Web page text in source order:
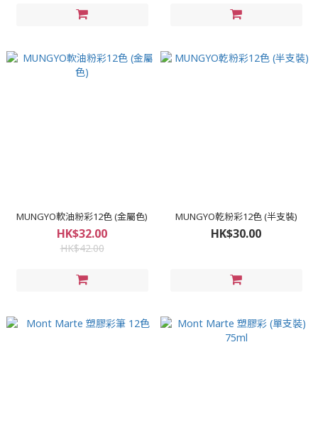
MUNGYO軟油粉彩12色 (金屬色)
HK$32.00
HK$42.00
MUNGYO乾粉彩12色 (半支裝)
HK$30.00